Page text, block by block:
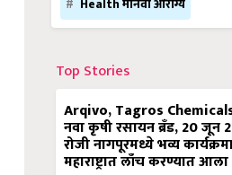
Health मानवी आरोग्य
Top Stories
Arqivo, Tagros
नवा कृषी रसायन ब्रँड, 20 जून
रोजी नागपूरमध्ये भव्य
महाराष्ट्रात लाँच करण्यात आला